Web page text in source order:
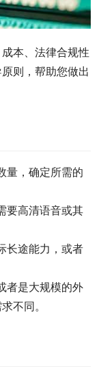
本、法律合规性
则，帮助您做出
量，确定所需的
要高清语音或其
长途能力，或者
者是大规模的外
不同。